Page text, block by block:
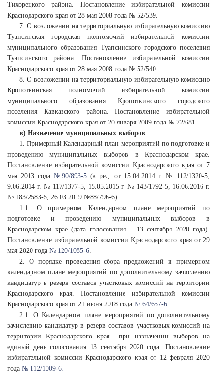
Тихорецкого района. Постановление избирательной комиссии
Краснодарского края от 28 мая 2008 года № 52/539.
7. О возложении на территориальную избирательную комиссию
Туапсинская городская полномочий избирательной комиссии
муниципального образования Туапсинского городского поселения
Туапсинского района. Постановление избирательной комиссии
Краснодарского края от 28 мая 2008 года № 52/540.
8. О возложении на территориальную избирательную комиссию
Кропоткинская полномочий избирательной комиссии
муниципального образования Кропоткинского городского
поселения Кавказского района. Постановление избирательной
комиссии Краснодарского края от 20 января 2009 года № 72/681.
в) Назначение муниципальных выборов
1. Примерный Календарный план мероприятий по подготовке и
проведению муниципальных выборов в Краснодарском крае.
Постановление избирательной комиссии Краснодарского края от 7
мая 2013 года № 90/893-5 (в ред. от 15.04.2014 г. № 112/1320-5,
9.06.2014 г. № 117/1377-5, 15.05.2015 г. № 143/1792-5, 16.06.2016 г.
№ 183/2583-5, 26.03.2019 №88/796-6).
1.1. О примерном Календарном плане мероприятий по
подготовке и проведению муниципальных выборов в
Краснодарском крае (дата голосования – 13 сентября 2020 года).
Постановление избирательной комиссии Краснодарского края от 29
мая 2020 года № 120/1085-6.
2. О порядке проведения сбора предложений и примерном
календарном плане мероприятий по дополнительному зачислению
кандидатур в резерв составов участковых комиссий на территории
Краснодарского края. Постановление избирательной комиссии
Краснодарского края от 21 июня 2018 года № 64/657-6.
2.1. О Календарном плане мероприятий по дополнительному
зачислению кандидатур в резерв составов участковых комиссий на
территории Краснодарского края при назначении выборов на
единый день голосования 13 сентября 2020 года. Постановление
избирательной комиссии Краснодарского края от 12 февраля 2020
года № 112/1009-6.